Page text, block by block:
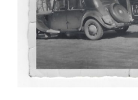
Contact
03 89 45 43 04